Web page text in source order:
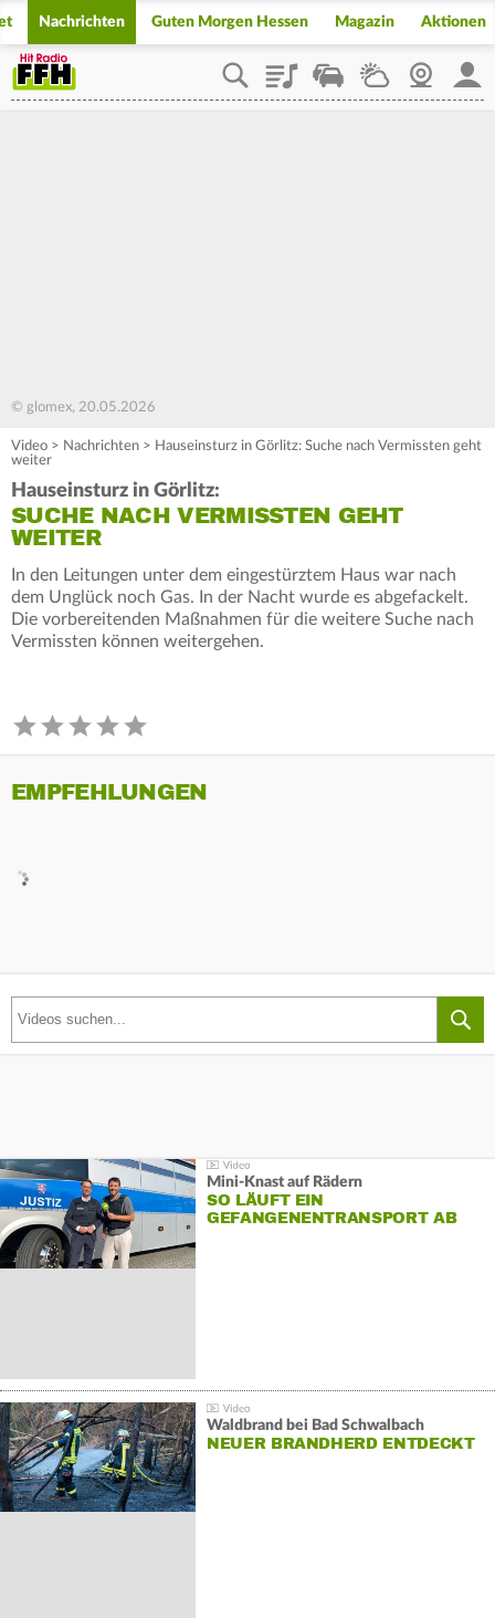
Nachrichten Guten Morgen Hessen Magazin Aktionen
PlaylistStaupilotWetterWebcam
© glomex, 20.05.2026
Video > Nachrichten > Hauseinsturz in Görlitz: Suche nach Vermissten geht
weiter
Hauseinsturz in Görlitz:
SUCHE NACH VERMISSTEN GEHT
WEITER
In den Leitungen unter dem eingestürztem Haus war nach
dem Unglück noch Gas. In der Nacht wurde es abgefackelt.
Die vorbereitenden Maßnahmen für die weitere Suche nach
Vermissten können weitergehen.
EMPFEHLUNGEN
Mini-Knast auf Rädern
SO LÄUFT EIN
GEFANGENENTRANSPORT AB
Waldbrand bei Bad Schwalbach
NEUER BRANDHERD ENTDECKT